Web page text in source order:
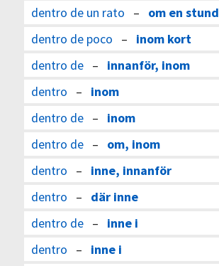
dentro de un rato – om en stund
dentro de poco – inom kort
dentro de– innanför, inom
dentro – inom
dentro de– inom
dentro de– om, inom
dentro – inne, innanför
dentro – där inne
dentro de– inne i
dentro – inne i